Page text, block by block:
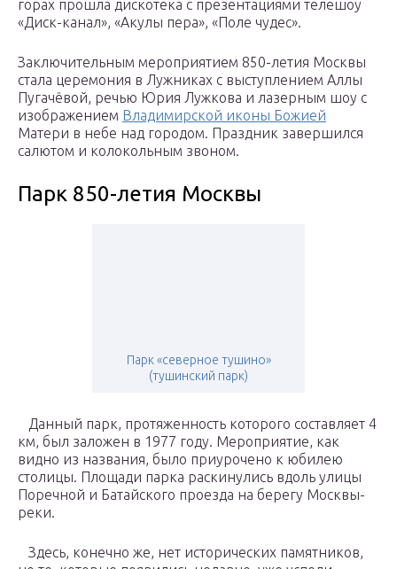
горах прошла дискотека с презентациями телешоу
«Диск-канал», «Акулы пера», «Поле чудес».
Заключительным мероприятием 850-летия Москвы
стала церемония в Лужниках с выступлением Аллы
Пугачёвой, речью Юрия Лужкова и лазерным шоу с
изображением Владимирской иконы Божией
Матери в небе над городом. Праздник завершился
салютом и колокольным звоном.
Парк 850-летия Москвы
Парк «северное тушино»
(тушинский парк)
Данный парк, протяженность которого составляет 4
км, был заложен в 1977 году. Мероприятие, как
видно из названия, было приурочено к юбилею
столицы. Площади парка раскинулись вдоль улицы
Поречной и Батайского проезда на берегу Москвы-
реки.
Здесь, конечно же, нет исторических памятников,